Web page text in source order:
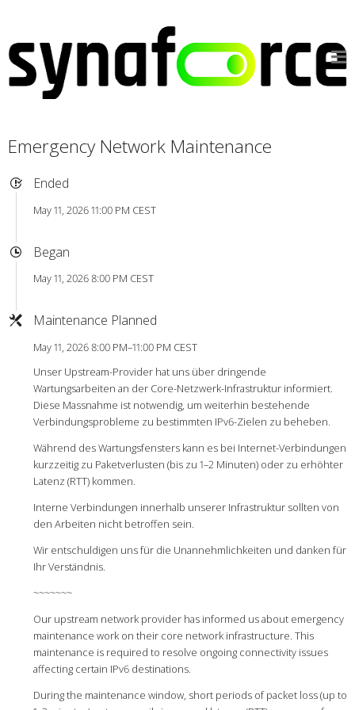
Emergency Network Maintenance
Ended
May 11, 2026 11:00 PM CEST
Began
May 11, 2026 8:00 PM CEST
Maintenance Planned
May 11, 2026 8:00 PM–11:00 PM CEST
Unser Upstream-Provider hat uns über dringende
Wartungsarbeiten an der Core-Netzwerk-Infrastruktur informiert.
Diese Massnahme ist notwendig, um weiterhin bestehende
Verbindungsprobleme zu bestimmten IPv6-Zielen zu beheben.
Während des Wartungsfensters kann es bei Internet-Verbindungen
kurzzeitig zu Paketverlusten (bis zu 1–2 Minuten) oder zu erhöhter
Latenz (RTT) kommen.
Interne Verbindungen innerhalb unserer Infrastruktur sollten von
den Arbeiten nicht betroffen sein.
Wir entschuldigen uns für die Unannehmlichkeiten und danken für
Ihr Verständnis.
~~~~~~~
Our upstream network provider has informed us about emergency
maintenance work on their core network infrastructure. This
maintenance is required to resolve ongoing connectivity issues
affecting certain IPv6 destinations.
During the maintenance window, short periods of packet loss (up to